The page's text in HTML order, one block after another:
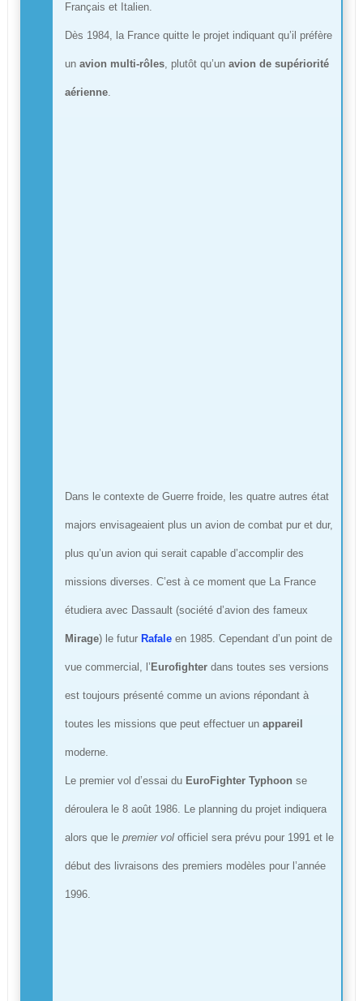
Français et Italien.
Dès 1984, la France quitte le projet indiquant qu’il préfère
un avion multi-rôles, plutôt qu’unavion de supériorité
aérienne.
Dans le contexte de Guerre froide, les quatre autres état
majors envisageaient plus un avion de combat pur et dur,
plus qu’un avion qui serait capable d’accomplir des
missions diverses. C’est à ce moment que La France
étudiera avec Dassault (société d’avion des fameux
Mirage) le futur Rafale en 1985. Cependant d’un point de
vue commercial, l’ Eurofighterdans toutes ses versions
est toujours présenté comme un avions répondant à
toutes les missions que peut effectuer un appareil
moderne.
Le premier vol d’essai du EuroFighter Typhoon se
déroulera le 8 août 1986. Le planning du projet indiquera
alors que le premier volofficiel sera prévu pour 1991 et le
début des livraisons des premiers modèles pour l’année
1996.